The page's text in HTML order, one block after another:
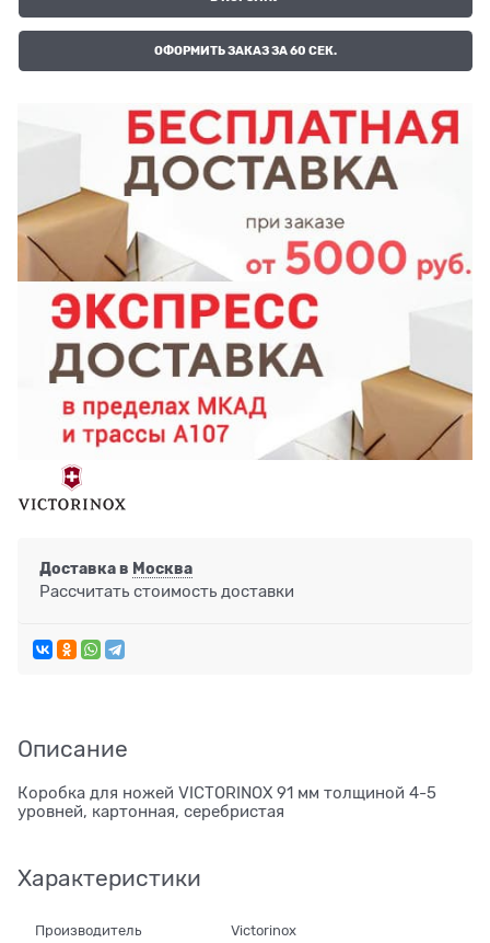
ОФОРМИТЬ ЗАКАЗ ЗА 60 СЕК.
Доставка в Москва
Рассчитать стоимость доставки
Описание
Коробка для ножей VICTORINOX 91 мм толщиной 4-5
уровней, картонная, серебристая
Характеристики
Производитель Victorinox